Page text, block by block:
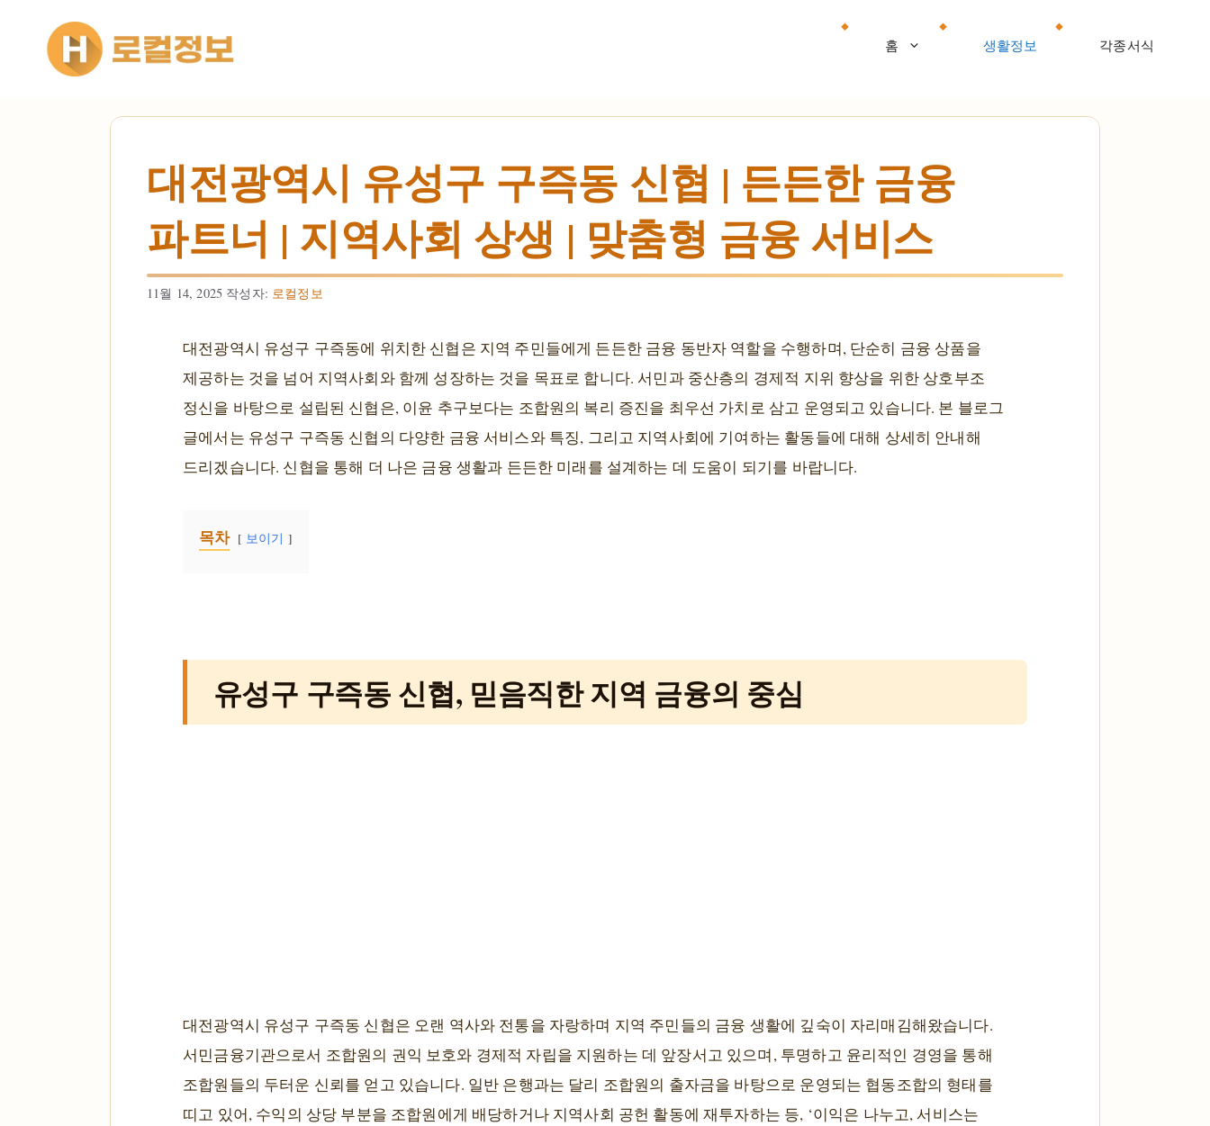
건너뛰기
홈 생활정보 각종서식
대전광역시 유성구 구즉동 신협 | 든든한 금융
파트너 | 지역사회 상생 | 맞춤형 금융 서비스
11월 14, 2025 작성자: 로컬정보
대전광역시 유성구 구즉동에 위치한 신협은 지역 주민들에게 든든한 금융 동반자 역할을 수행하며, 단순히 금융 상품을
제공하는 것을 넘어 지역사회와 함께 성장하는 것을 목표로 합니다. 서민과 중산층의 경제적 지위 향상을 위한 상호부조
정신을 바탕으로 설립된 신협은, 이윤 추구보다는 조합원의 복리 증진을 최우선 가치로 삼고 운영되고 있습니다. 본 블로그
글에서는 유성구 구즉동 신협의 다양한 금융 서비스와 특징, 그리고 지역사회에 기여하는 활동들에 대해 상세히 안내해
드리겠습니다. 신협을 통해 더 나은 금융 생활과 든든한 미래를 설계하는 데 도움이 되기를 바랍니다.
목차 보이기
유성구 구즉동 신협, 믿음직한 지역 금융의 중심
대전광역시 유성구 구즉동 신협은 오랜 역사와 전통을 자랑하며 지역 주민들의 금융 생활에 깊숙이 자리매김해왔습니다.
서민금융기관으로서 조합원의 권익 보호와 경제적 자립을 지원하는 데 앞장서고 있으며, 투명하고 윤리적인 경영을 통해
조합원들의 두터운 신뢰를 얻고 있습니다. 일반 은행과는 달리 조합원의 출자금을 바탕으로 운영되는 협동조합의 형태를
띠고 있어, 수익의 상당 부분을 조합원에게 배당하거나 지역사회 공헌 활동에 재투자하는 등, ‘이익은 나누고, 서비스는